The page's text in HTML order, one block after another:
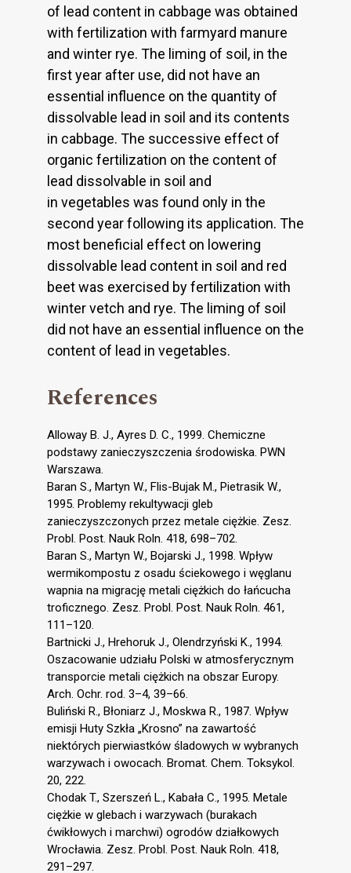
of lead content in cabbage was obtained
with fertilization with farmyard manure
and winter rye. The liming of soil, in the
first year after use, did not have an
essential influence on the quantity of
dissolvable lead in soil and its contents
in cabbage. The successive effect of
organic fertilization on the content of
lead dissolvable in soil and
in vegetables was found only in the
second year following its application. The
most beneficial effect on lowering
dissolvable lead content in soil and red
beet was exercised by fertilization with
winter vetch and rye. The liming of soil
did not have an essential influence on the
content of lead in vegetables.
References
Alloway B. J., Ayres D. C., 1999. Chemiczne
podstawy zanieczyszczenia środowiska. PWN
Warszawa.
Baran S., Martyn W., Flis-Bujak M., Pietrasik W.,
1995. Problemy rekultywacji gleb
zanieczyszczonych przez metale ciężkie. Zesz.
Probl. Post. Nauk Roln. 418, 698–702.
Baran S., Martyn W., Bojarski J., 1998. Wpływ
wermikompostu z osadu ściekowego i węglanu
wapnia na migrację metali ciężkich do łańcucha
troficznego. Zesz. Probl. Post. Nauk Roln. 461,
111–120.
Bartnicki J., Hrehoruk J., Olendrzyński K., 1994.
Oszacowanie udziału Polski w atmosferycznym
transporcie metali ciężkich na obszar Europy.
Arch. Ochr. rod. 3–4, 39–66.
Buliński R., Błoniarz J., Moskwa R., 1987. Wpływ
emisji Huty Szkła „Krosno” na zawartość
niektórych pierwiastków śladowych w wybranych
warzywach i owocach. Bromat. Chem. Toksykol.
20, 222.
Chodak T., Szerszeń L., Kabała C., 1995. Metale
ciężkie w glebach i warzywach (burakach
ćwikłowych i marchwi) ogrodów działkowych
Wrocławia. Zesz. Probl. Post. Nauk Roln. 418,
291–297.